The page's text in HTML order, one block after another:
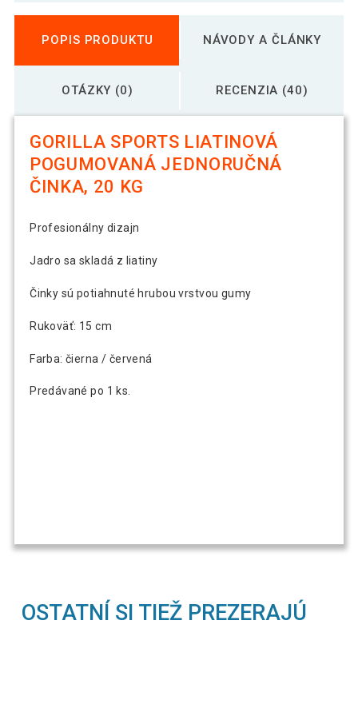
činiek z liatiny, 2 x 5 kg
POPIS PRODUKTU NÁVODY A ČLÁNKY
OTÁZKY (0) RECENZIA (40)
GORILLA SPORTS LIATINOVÁ
POGUMOVANÁ JEDNORUČNÁ
ČINKA, 20 KG
Profesionálny dizajn
Jadro sa skladá z liatiny
Činky sú potiahnuté hrubou vrstvou gumy
Rukoväť: 15 cm
Farba: čierna / červená
Predávané po 1 ks.
OSTATNÍ SI TIEŽ PREZERAJÚ